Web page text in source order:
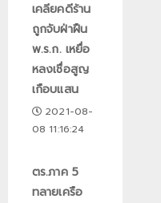
เคลียคดีร้าน
ถูกจับฝ่าฝืน
พ.ร.ก. เหยื่อ
หลงเชื่อสูญ
เกือบแสน
2021-08-
08 11:16:24
ตร.ภาค 5
ทลายเครือ